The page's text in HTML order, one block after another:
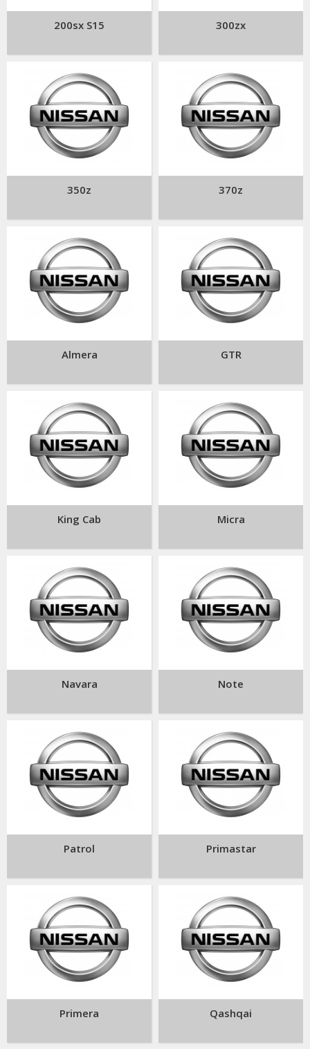
200sx S15 300zx
350z 370z
Almera GTR
King Cab Micra
Navara Note
Patrol Primastar
Primera Qashqai